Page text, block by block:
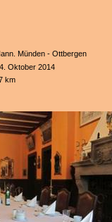
- Ottbergen
2014